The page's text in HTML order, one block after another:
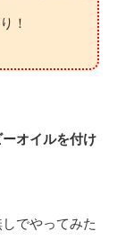
！
オイルを付け
でやってみた